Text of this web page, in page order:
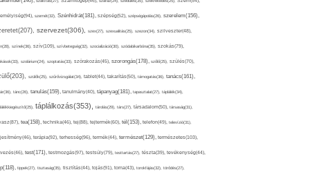
szemét(32), Szénhidrát(181), szépség(52), szépségápolás(26), szerelem(156),
szervezet(306), szex(27), szexualitás(25), szezon(34), szilveszter(48),
színek(36), szív(109), szívbetegség(32), szocializáció(30), szódabikarbóna(35), szokás(79),
szolárium(24), szoptatás(33), szórakozás(45), szorongás(178), szőlő(25), szülés(70),
szülők(25), szűrővizsgálat(34), tablet(44), takarítás(50), támogatás(36), tanács(161),
tánc(26), tanulás(159), tanulmány(40), tápanyag(181), tapasztalat(27), táplálék(34),
táplálkozás(353), tárolás(29), társ(27), társadalom(50), társaság(31),
tea(158), technika(46), tej(88), tejtermék(60), tél(153), telefon(49), televízió(31),
terápia(92), terhesség(96), termék(44), természet(129), természetes(103),
test(171), testmozgás(97), testsúly(79), testtartás(27), tészta(39), tevékenység(44),
tippek(27), tisztaság(35), tisztítás(44), tojás(91), torna(43), torokfájás(32), törődés(27),